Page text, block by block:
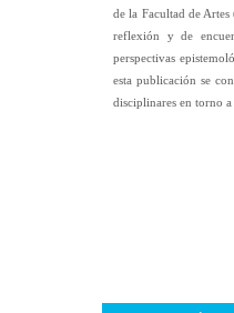
de la Facultad de
reflexión y de
perspectivas
esta publicación se
disciplinares en torno